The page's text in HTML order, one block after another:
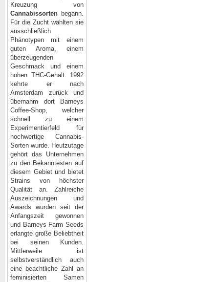
Kreuzung von
Cannabissorten begann.
Für die Zucht wählten sie
ausschließlich
Phänotypen mit einem
guten Aroma, einem
überzeugenden
Geschmack und einem
hohen THC-Gehalt. 1992
kehrte er nach
Amsterdam zurück und
übernahm dort Barneys
Coffee-Shop, welcher
schnell zu einem
Experimentierfeld für
hochwertige Cannabis-
Sorten wurde. Heutzutage
gehört das Unternehmen
zu den Bekanntesten auf
diesem Gebiet und bietet
Strains von höchster
Qualität an. Zahlreiche
Auszeichnungen und
Awards wurden seit der
Anfangszeit gewonnen
und Barneys Farm Seeds
erlangte große Beliebtheit
bei seinen Kunden.
Mittlerweile ist
selbstverständlich auch
eine beachtliche Zahl an
feminisierten Samen